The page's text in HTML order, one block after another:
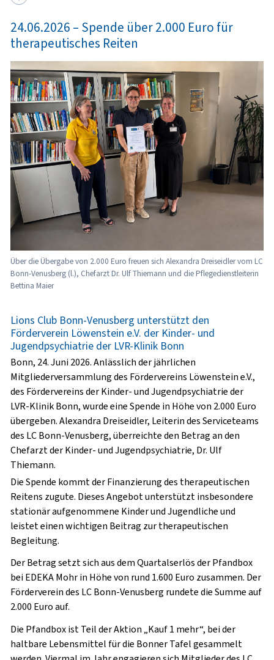
24.06.2026 – Spende über 2.000 Euro für
therapeutisches Reiten
Über die Übergabe von 2.000 Euro freuen sich Alexandra Dreiseidler vom LC
Bonn-Venusberg (l.), Chefarzt Dr. Ulf Thiemann und die Pflegedienstleiterin
Bettina Maier
Lions Club Bonn-Venusberg unterstützt den
Förderverein Löwenstein e.V. der Kinder- und
Jugendpsychiatrie der LVR-Klinik Bonn
Bonn, 24. Juni 2026. Anlässlich der jährlichen
Mitgliederversammlung des Fördervereins Löwenstein e.V.,
des Fördervereins der Kinder- und Jugendpsychiatrie der
LVR-Klinik Bonn, wurde eine Spende in Höhe von 2.000 Euro
übergeben. Alexandra Dreiseidler, Leiterin des Serviceteams
des LC Bonn-Venusberg, überreichte den Betrag an den
Chefarzt der Kinder- und Jugendpsychiatrie, Dr. Ulf
Thiemann.
Die Spende kommt der Finanzierung des therapeutischen
Reitens zugute. Dieses Angebot unterstützt insbesondere
stationär aufgenommene Kinder und Jugendliche und
leistet einen wichtigen Beitrag zur therapeutischen
Begleitung.
Der Betrag setzt sich aus dem Quartalserlös derPfandbox
bei EDEKA Mohrin Höhe von rund 1.600 Euro zusammen. Der
Förderverein des LC Bonn-Venusberg rundete die Summe auf
2.000 Euroauf.
Die Pfandbox ist Teil der Aktion „Kauf 1 mehr“, bei der
haltbare Lebensmittel für die Bonner Tafel gesammelt